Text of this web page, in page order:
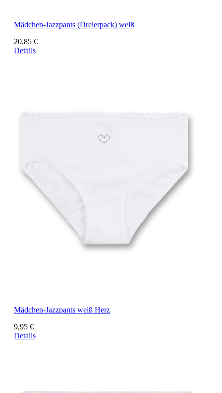
Mädchen-Jazzpants (Dreierpack) weiß
20,85 €
Details
Mädchen-Jazzpants weiß Herz
9,95 €
Details